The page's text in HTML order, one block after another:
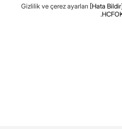
Gizlilik ve çerez ayarları [Hata Bildir]